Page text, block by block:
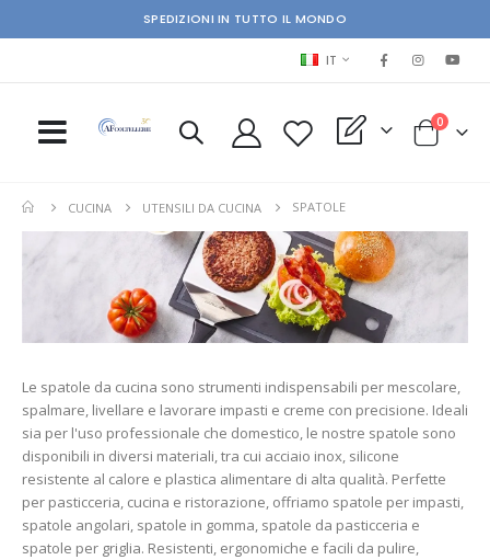
SPEDIZIONI IN TUTTO IL MONDO
LINGUA
IT
My Quote Cart
0elementi
CUCINA UTENSILI DA CUCINA SPATOLE
Le spatole da cucina sono strumenti indispensabili per mescolare,
spalmare, livellare e lavorare impasti e creme con precisione. Ideali
sia per l'uso professionale che domestico, le nostre spatole sono
disponibili in diversi materiali, tra cui acciaio inox, silicone
resistente al calore e plastica alimentare di alta qualità. Perfette
per pasticceria, cucina e ristorazione, offriamo spatole per impasti,
spatole angolari, spatole in gomma, spatole da pasticceria e
spatole per griglia. Resistenti, ergonomiche e facili da pulire,